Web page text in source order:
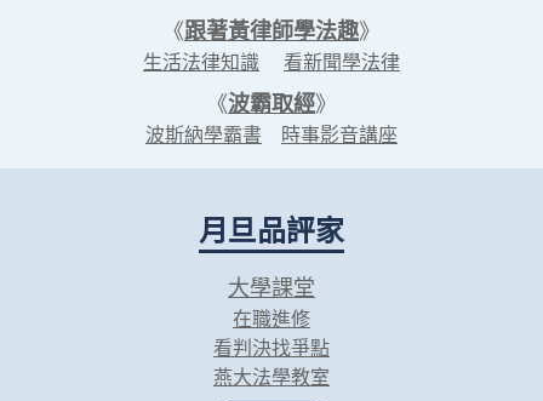
《跟著黃律師學法趣》
生活法律知識 看新聞學法律
《波霸取經》
波斯納學霸書 時事影音講座
月旦品評家
大學課堂
在職進修
看判決找爭點
燕大法學教室